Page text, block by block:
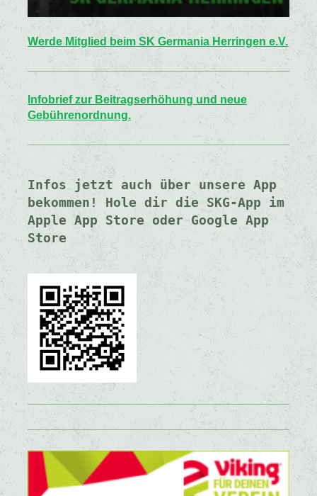
Werde Mitglied beim SK Germania Herringen e.V.
Infobrief zur Beitragserhöhung und neue
Gebührenordnung.
Infos jetzt auch über unsere App
bekommen! Hole dir die SKG-App im
Apple App Store oder Google App
Store